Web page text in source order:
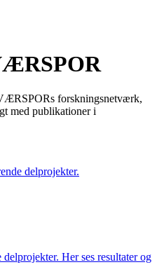
forskningsnetværk,
med publikationer i
delprojekter.
Her ses resultater og